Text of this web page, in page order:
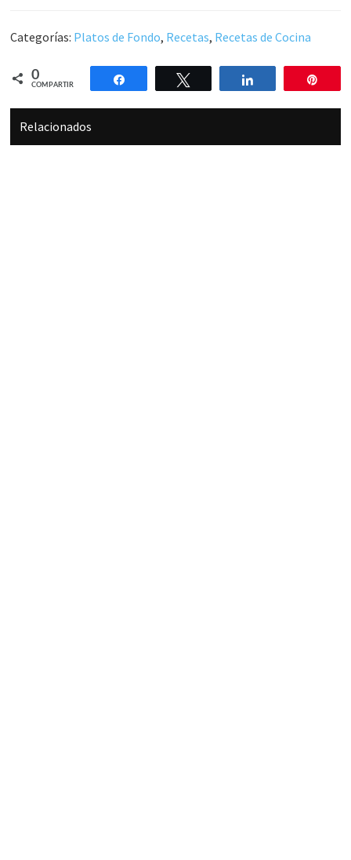
Categorías: Platos de Fondo, Recetas, Recetas de Cocina
0
COMPARTIR
Compartir Compartir
Relacionados